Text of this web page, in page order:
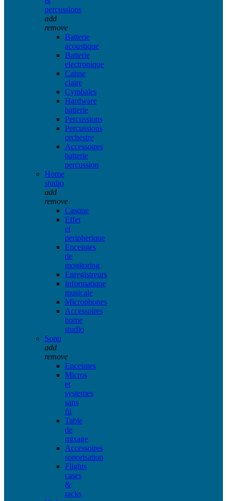
percussions
add
remove
Batterie
acoustique
Batterie
electronique
Caisse
claire
Cymbales
Hardware
batterie
Percussions
Percussions
orchestre
Accessoires
batterie
percussion
Home
studio
add
remove
Casque
Effet
et
peripherique
Enceintes
de
monitoring
Enregistreurs
Informatique
musicale
Microphones
Accessoires
home
studio
Sono
add
remove
Enceintes
Micros
et
systemes
sans
fil
Table
de
mixage
Accessoires
sonorisation
Flights
cases
&
racks